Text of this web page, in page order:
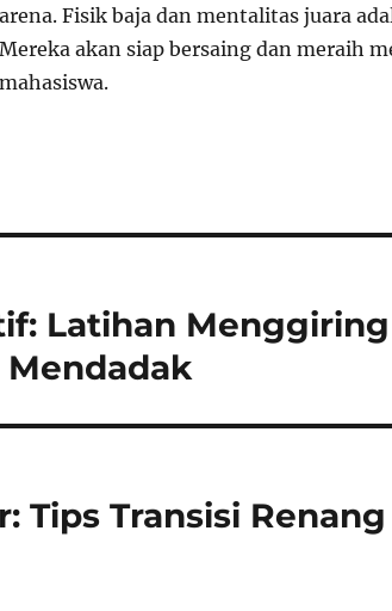
arena. Fisik baja dan mentalitas juara
Mereka akan siap bersaing dan meraih
mahasiswa.
Latihan
Tips Transisi